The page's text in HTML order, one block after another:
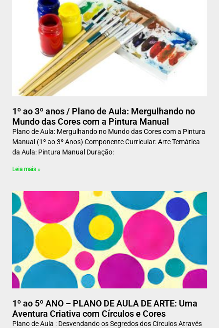
1º ao 3º anos / Plano de Aula: Mergulhando no
Mundo das Cores com a Pintura Manual
Plano de Aula: Mergulhando no Mundo das Cores com a Pintura
Manual (1º ao 3º Anos) Componente Curricular: Arte Temática
da Aula: Pintura Manual Duração:
Leia mais »
1º ao 5º ANO – PLANO DE AULA DE ARTE: Uma
Aventura Criativa com Círculos e Cores
Plano de Aula : Desvendando os Segredos dos Círculos Através